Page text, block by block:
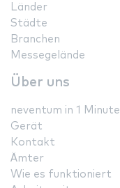
Länder
Städte
Branchen
Messegelände
Über uns
neventum in 1 Minute
Gerät
Kontakt
Ämter
Wie es funktioniert